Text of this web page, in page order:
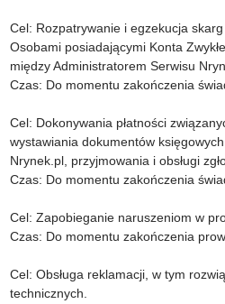
Cel: Rozpatrywanie i egzekucja
Osobami posiadającymi Konta
między Administratorem Serwisu
Czas: Do momentu zakończenia
Cel: Dokonywania płatności
wystawiania dokumentów
Nrynek.pl, przyjmowania i obsługi
Czas: Do momentu zakończenia
Cel: Zapobieganie naruszeniom w
Czas: Do momentu zakończenia
Cel: Obsługa reklamacji, w tym
technicznych.